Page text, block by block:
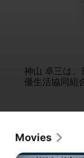
神山 卓三は
優生活協同組
Movies